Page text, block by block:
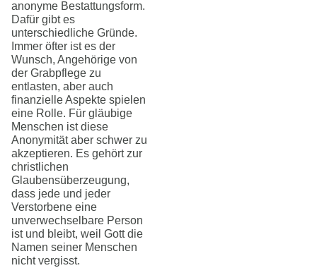
anonyme Bestattungsform.
Dafür gibt es
unterschiedliche Gründe.
Immer öfter ist es der
Wunsch, Angehörige von
der Grabpflege zu
entlasten, aber auch
finanzielle Aspekte spielen
eine Rolle. Für gläubige
Menschen ist diese
Anonymität aber schwer zu
akzeptieren. Es gehört zur
christlichen
Glaubensüberzeugung,
dass jede und jeder
Verstorbene eine
unverwechselbare Person
ist und bleibt, weil Gott die
Namen seiner Menschen
nicht vergisst.